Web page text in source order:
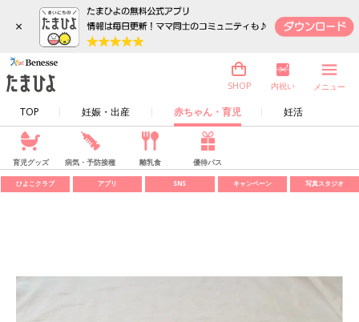
×
TOP 妊娠・出産 赤ちゃん・育児 妊活
SHOP 内祝い メニュー
育児グッズ 病気・予防接種 離乳食 優待パス
ひよこクラブ アプリ SNS キャンペーン 写真スタジオ